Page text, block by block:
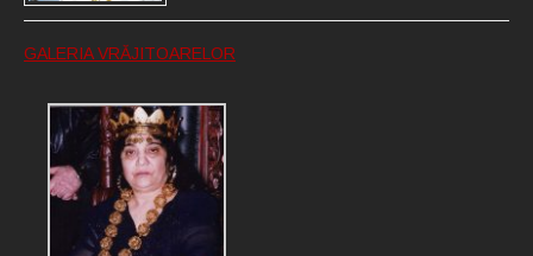
GALERIA VRĂJITOARELOR